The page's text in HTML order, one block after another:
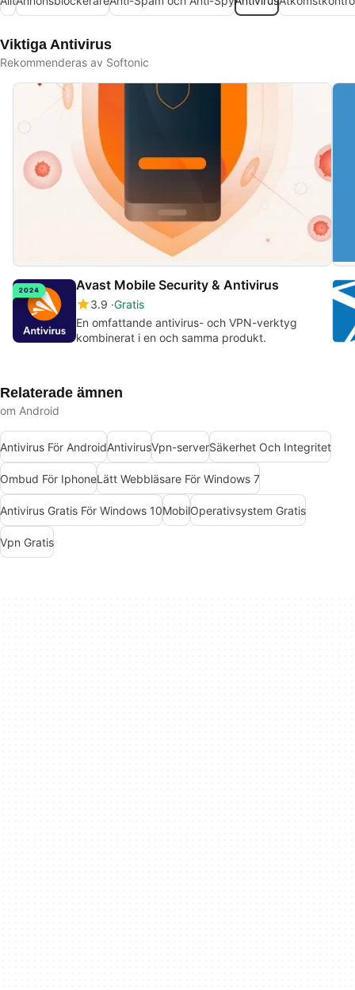
Viktiga Antivirus
Rekommenderas av Softonic
Avast Mobile Security & Antivirus
3.9 Gratis
En omfattande antivirus- och VPN-verktyg
kombinerat i en och samma produkt.
Relaterade ämnen
om Android
Antivirus För AndroidAntivirusVpn-serverSäkerhet Och Integritet
Ombud För IphoneLätt Webbläsare För Windows 7
Antivirus Gratis För Windows 10MobilOperativsystem Gratis
Vpn Gratis